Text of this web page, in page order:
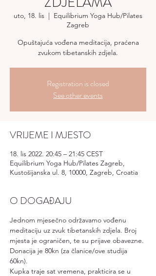
uto, 18. lis
  |
Equilibrium Yoga Hub/Pilates
Zagreb
Opuštajuća vođena meditacija, praćena
zvukom tibetanskih zdjela.
Registration is closed
See other events
VRIJEME I MJESTO
18. lis 2022. 20:45 – 21:45 CEST
Equilibrium Yoga Hub/Pilates Zagreb,
Kustošijanska ul. 8, 10000, Zagreb, Croatia
O DOGAĐAJU
Jednom mjesečno održavamo vođenu
meditaciju uz zvuk tibetanskih zdjela. Broj
mjesta je ograničen, te su prijave obavezne.
Donacija je 80kn (za članice/ove studija
60kn).
Kupka traje sat vremena, prakticira se u